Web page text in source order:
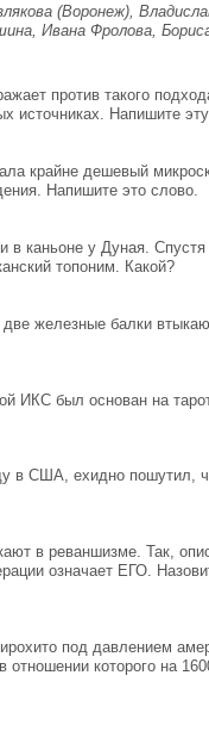
(Воронеж),
Ивана Фролова,
против такого
источниках. Напишите
крайне дешевый
Напишите это слово.
каньоне у Дуная. Спустя
топоним. Какой?
железные балки
ИКС был основан на
в США, ехидно
в реваншизме. Так,
означает ЕГО.
под давлением
отношении которого на